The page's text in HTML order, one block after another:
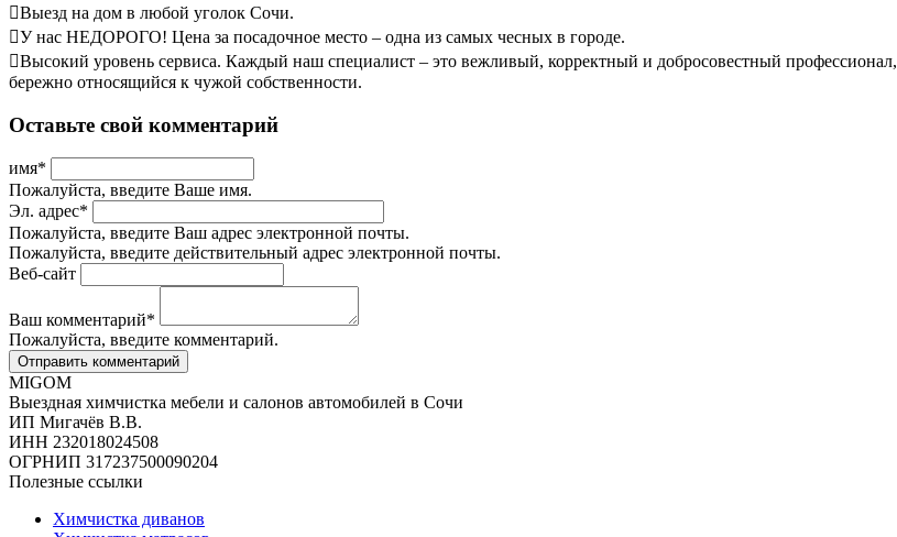
Выезд на дом в любой уголок Сочи.
У нас НЕДОРОГО! Цена за посадочное место – одна из самых чесных в городе.
Высокий уровень сервиса. Каждый наш специалист – это вежливый, корректный и добросовестный профессионал,
бережно относящийся к чужой собственности.
Оставьте свой комментарий
имя*
Пожалуйста, введите Ваше имя.
Эл. адрес*
Пожалуйста, введите Ваш адрес электронной почты.
Пожалуйста, введите действительный адрес электронной почты.
Веб-сайт
Ваш комментарий*
Пожалуйста, введите комментарий.
MIGOM
Выездная химчистка мебели и салонов автомобилей в Сочи
ИП Мигачёв В.В.
ИНН 232018024508
ОГРНИП 317237500090204
Полезные ссылки
Химчистка диванов